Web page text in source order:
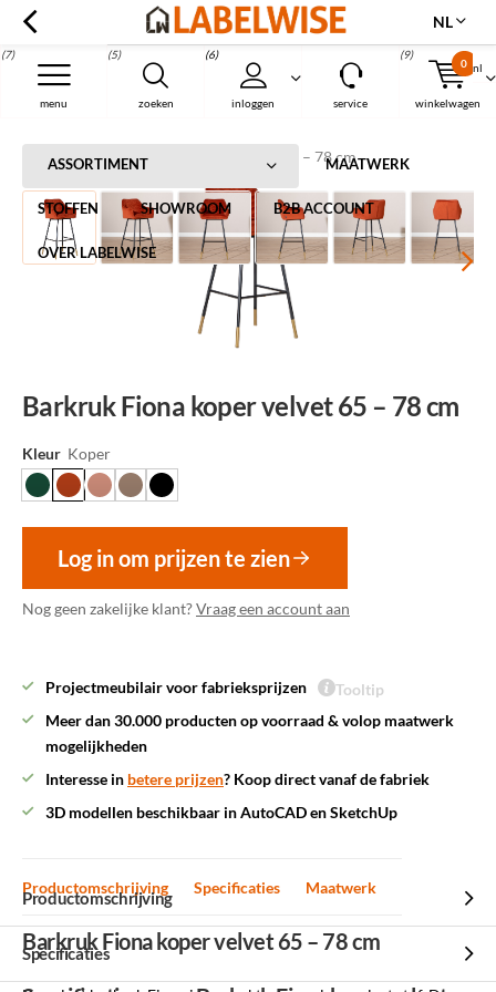
nl
zoeken
(5)
inloggen
(6)
menu
(7)
service winkelwagen
0
(9)
Menu
NL
ASSORTIMENT MAATWERK
STOFFEN SHOWROOM B2B ACCOUNT
OVER LABELWISE
Home Barkruk Fiona koper velvet 65 – 78 cm
Barkruk Fiona koper velvet 65 – 78 cm
Kleur Koper
Log in om prijzen te zien
Nog geen zakelijke klant?Vraag een account aan
Projectmeubilair voor fabrieksprijzen
Tooltip
Meer dan 30.000 producten op voorraad & volop maatwerk
mogelijkheden
Interesse in betere prijzen? Koop direct vanaf de fabriek
3D modellen beschikbaar in AutoCAD en SketchUp
Productomschrijving Specificaties Maatwerk
Productomschrijving
Barkruk Fiona koper velvet 65 – 78 cm
Specificaties